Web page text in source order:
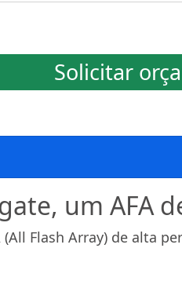
Solicitar
um AFA
Flash Array) de alta